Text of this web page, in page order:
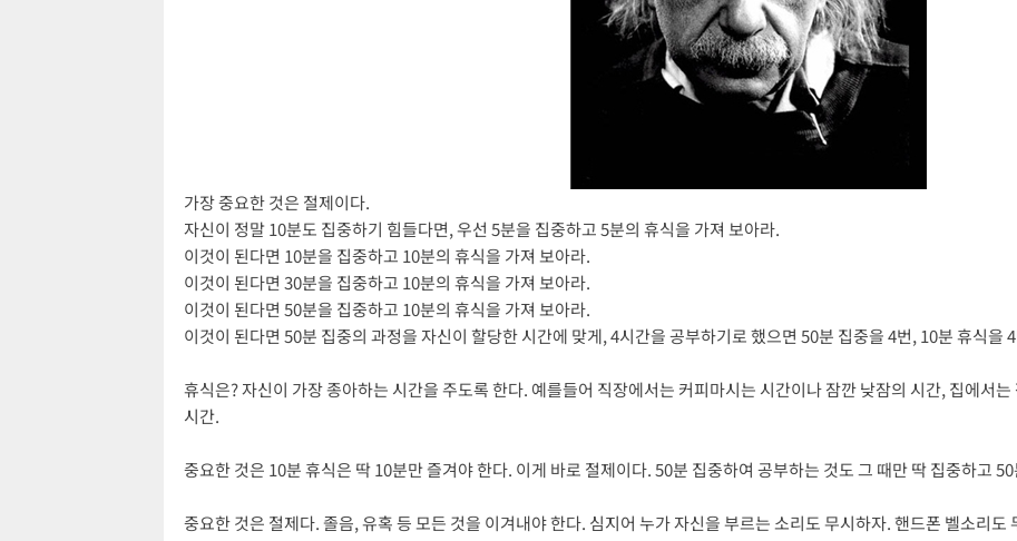
가장 중요한 것은 절제이다.
자신이 정말 10분도 집중하기 힘들다면, 우선 5분을 집중하고 5분의 휴식을 가져 보아라.
이것이 된다면 10분을 집중하고 10분의 휴식을 가져 보아라.
이것이 된다면 30분을 집중하고 10분의 휴식을 가져 보아라.
이것이 된다면 50분을 집중하고 10분의 휴식을 가져 보아라.
이것이 된다면 50분 집중의 과정을 자신이 할당한 시간에 맞게, 4시간을 공부하기로 했으면 50분 집중을 4번, 10분 휴식을
휴식은? 자신이 가장 종아하는 시간을 주도록 한다. 예를들어 직장에서는 커피마시는 시간이나 잠깐 낮잠의 시간, 집에서
시간.
중요한 것은 10분 휴식은 딱 10분만 즐겨야 한다. 이게 바로 절제이다. 50분 집중하여 공부하는 것도 그 때만 딱 집중하고
중요한 것은 절제다. 졸음, 유혹 등 모든 것을 이겨내야 한다. 심지어 누가 자신을 부르는 소리도 무시하자. 핸드폰 벨소리